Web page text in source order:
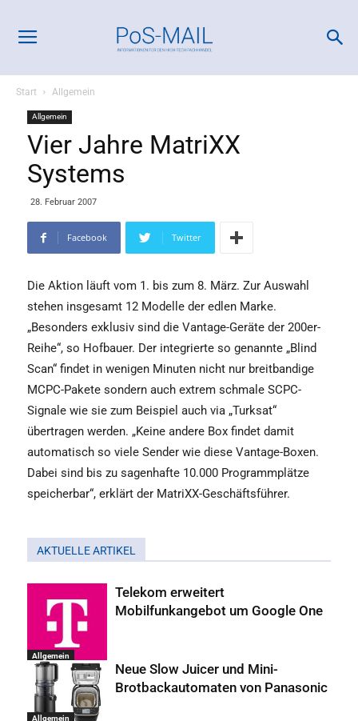
Start Allgemein
Allgemein
Vier Jahre MatriXX
Systems
28. Februar 2007
Facebook Twitter
Die Aktion läuft vom 1. bis zum 8. März. Zur Auswahl
stehen insgesamt 12 Modelle der edlen Marke.
„Besonders exklusiv sind die Vantage-Geräte der 200er-
Reihe“, so Hofbauer. Der integrierte so genannte „Blind
Scan“ findet in wenigen Minuten nicht nur breitbandige
MCPC-Pakete sondern auch extrem schmale SCPC-
Signale wie sie zum Beispiel auch via „Turksat“
übertragen werden. „Keine andere Box findet damit
automatisch so viele Sender wie diese Vantage-Boxen.
Dabei sind bis zu sagenhafte 10.000 Programmplätze
speicherbar“, erklärt der MatriXX-Geschäftsführer.
AKTUELLE ARTIKEL
Allgemein
Telekom erweitert
Mobilfunkangebot um Google One
Allgemein
Neue Slow Juicer und Mini-
Brotbackautomaten von Panasonic